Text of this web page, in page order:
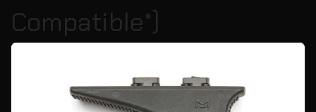
Compatible*)